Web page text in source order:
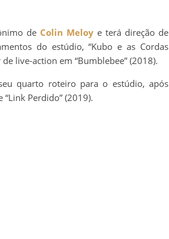
de Colin Meloye terá direção de
do estúdio, “Kubo e as Cordas
live-action em “Bumblebee” (2018).
quarto roteiro para o estúdio, após
“Link Perdido” (2019).